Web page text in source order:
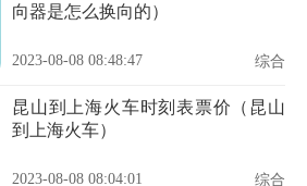
向器是怎么换向的）
2023-08-08 08:48:47 综合
昆山到上海火车时刻表票价（昆山
到上海火车）
2023-08-08 08:04:01 综合